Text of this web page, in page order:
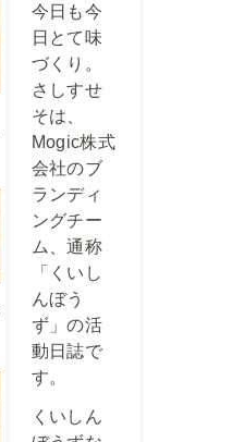
今日も今
日とて味
づくり。
さしすせ
そは、
Mogic株式
会社のブ
ランディ
ングチー
ム、通称
「くいし
んぼう
ず」の活
動日誌で
す。
くいしん